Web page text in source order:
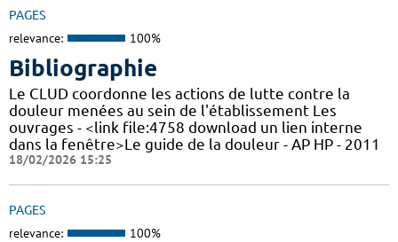
PAGES
relevance: 100%
Bibliographie
Le CLUD coordonne les actions de lutte contre la
douleur menées au sein de l'établissement Les
ouvrages - <link file:4758 download un lien interne
dans la fenêtre>Le guide de la douleur - AP HP - 2011
18/02/2026 15:25
PAGES
relevance: 100%